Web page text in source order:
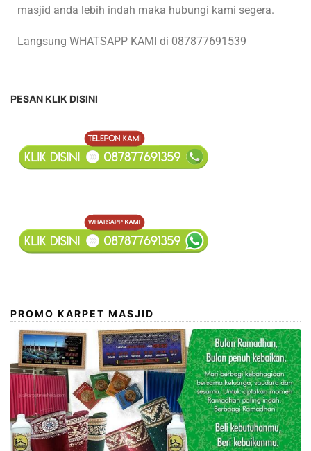
masjid anda lebih indah maka hubungi kami segera.
Langsung WHATSAPP KAMI di 087877691539
PESAN KLIK DISINI
PROMO KARPET MASJID